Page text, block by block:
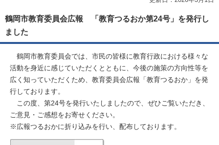
鶴岡市教育委員会広報 「教育つるおか第24号」を発行し
ました
鶴岡市教育委員会では、市民の皆様に教育行政における様々な
活動を身近に感じていただくとともに、今後の施策の方向性等を
広く知っていただくため、教育委員会広報「教育つるおか」を発
行しております。
この度、第24号を発行いたしましたので、ぜひご覧いただき、
ご意見・ご感想をお寄せください。
※広報つるおかに折り込みを行い、配布しております。